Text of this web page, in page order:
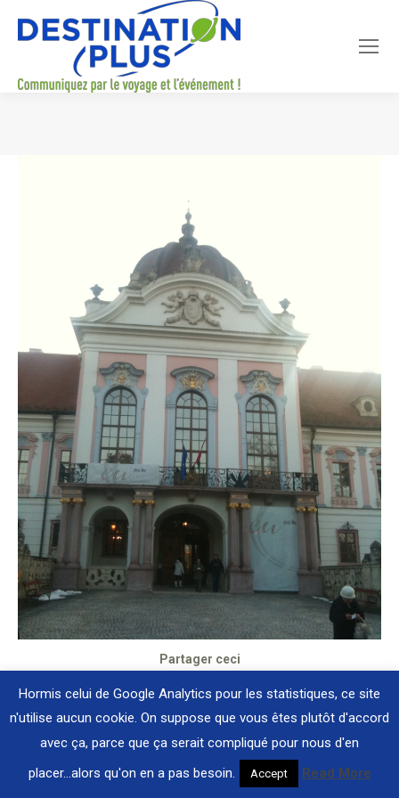
Partager ceci
Share
Facebook
2017 Destination Plus |Mentions légales
WebmasterEsprit-Techno
Hormis celui de Google Analytics pour les statistiques, ce site
n'utilise aucun cookie. On suppose que vous êtes plutôt d'accord
avec ça, parce que ça serait compliqué pour nous d'en
placer...alors qu'on en a pas besoin.
Accept Read More